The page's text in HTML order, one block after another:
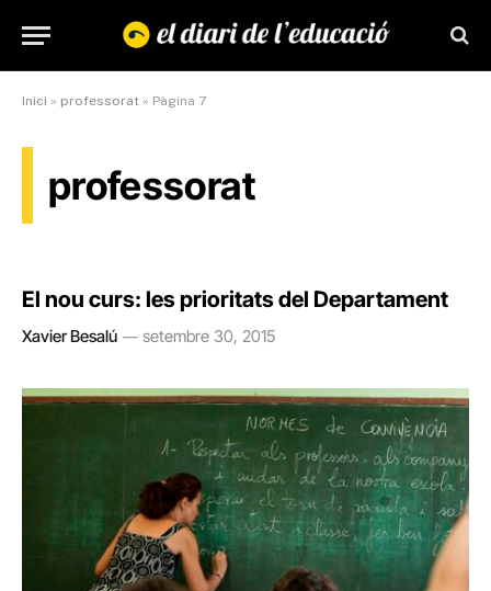
Inici » professorat » Pàgina 7
professorat
El nou curs: les prioritats del Departament
Xavier Besalú setembre 30, 2015